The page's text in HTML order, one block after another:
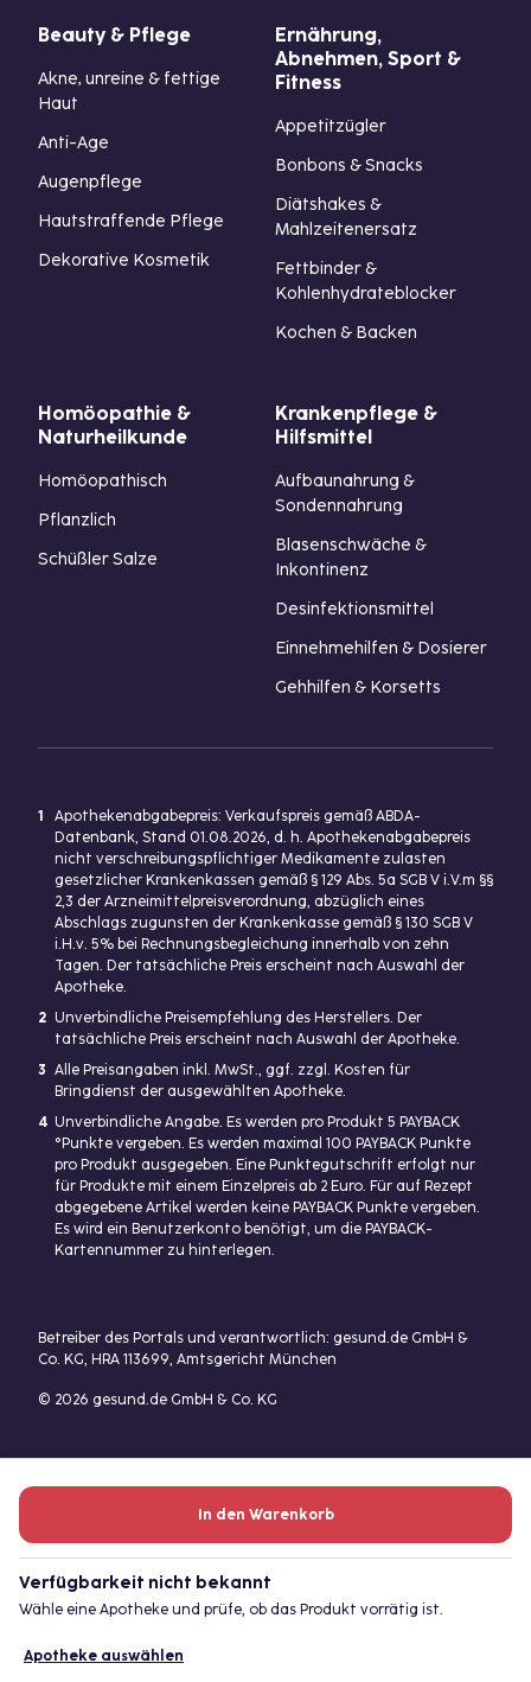
In den Warenkorb
Verfügbarkeit nicht bekannt
Wähle eine Apotheke und prüfe, ob das Produkt vorrätig ist.
Apotheke auswählen
Beauty & Pflege
Akne, unreine & fettige
Haut
Anti-Age
Augenpflege
Hautstraffende Pflege
Dekorative Kosmetik
Ernährung,
Abnehmen, Sport &
Fitness
Appetitzügler
Bonbons & Snacks
Diätshakes &
Mahlzeitenersatz
Fettbinder &
Kohlenhydrateblocker
Kochen & Backen
Homöopathie &
Naturheilkunde
Homöopathisch
Pflanzlich
Schüßler Salze
Krankenpflege &
Hilfsmittel
Aufbaunahrung &
Sondennahrung
Blasenschwäche &
Inkontinenz
Desinfektionsmittel
Einnehmehilfen & Dosierer
Gehhilfen & Korsetts
1
Apothekenabgabepreis: Verkaufspreis gemäß ABDA-
Datenbank, Stand 01.08.2026, d. h. Apothekenabgabepreis
nicht verschreibungspflichtiger Medikamente zulasten
gesetzlicher Krankenkassen gemäß § 129 Abs. 5a SGB V i.V.m §§
2,3 der Arzneimittelpreisverordnung, abzüglich eines
Abschlags zugunsten der Krankenkasse gemäß § 130 SGB V
i.H.v. 5% bei Rechnungsbegleichung innerhalb von zehn
Tagen. Der tatsächliche Preis erscheint nach Auswahl der
Apotheke.
2 Unverbindliche Preisempfehlung des Herstellers. Der
tatsächliche Preis erscheint nach Auswahl der Apotheke.
3 Alle Preisangaben inkl. MwSt., ggf. zzgl. Kosten für
Bringdienst der ausgewählten Apotheke.
4 Unverbindliche Angabe. Es werden pro Produkt 5 PAYBACK
°Punkte vergeben. Es werden maximal 100 PAYBACK Punkte
pro Produkt ausgegeben. Eine Punktegutschrift erfolgt nur
für Produkte mit einem Einzelpreis ab 2 Euro. Für auf Rezept
abgegebene Artikel werden keine PAYBACK Punkte vergeben.
Es wird ein Benutzerkonto benötigt, um die PAYBACK-
Kartennummer zu hinterlegen.
Betreiber des Portals und verantwortlich: gesund.de GmbH &
Co. KG, HRA 113699, Amtsgericht München
© 2026 gesund.de GmbH & Co. KG